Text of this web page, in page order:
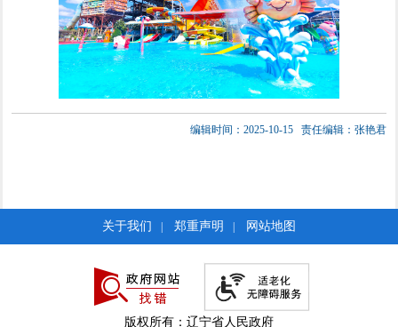
编辑时间：2025-10-15 责任编辑：张艳君
关于我们 | 郑重声明 | 网站地图
版权所有：辽宁省人民政府